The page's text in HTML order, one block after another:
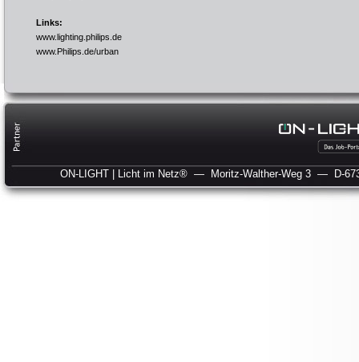
Links:
www.lighting.philips.de
www.Philips.de/urban
ON-LIGHT | Licht im Netz® — Moritz-Walther-Weg 3 — D-